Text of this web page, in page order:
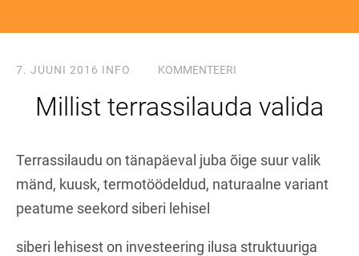
7. JUUNI 2016 INFO KOMMENTEERI
Millist terrassilauda valida
Terrassilaudu on tänapäeval juba õige suur valik
mänd, kuusk, termotöödeldud, naturaalne variant
peatume seekord siberi lehisel
siberi lehisest on investeering ilusa struktuuriga